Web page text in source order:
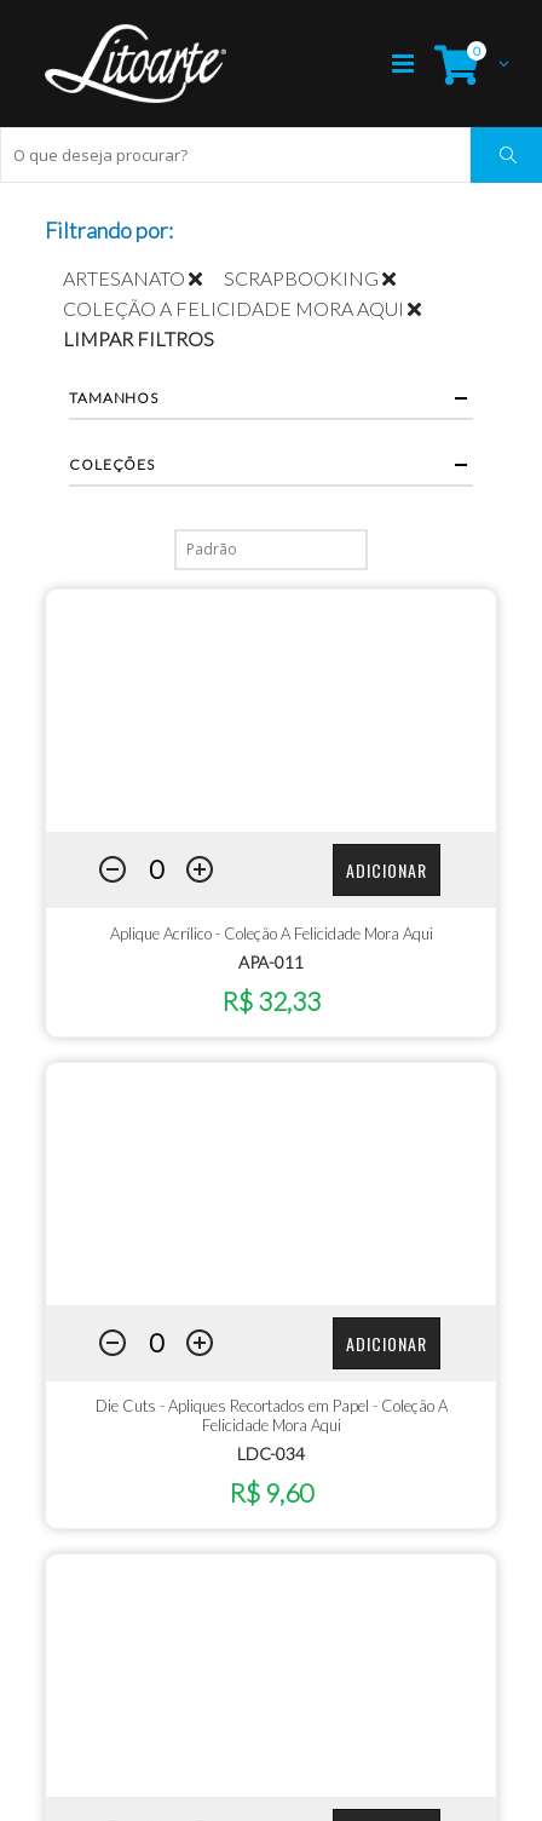
0
ADICIONAR
Aplique Acrílico - Coleção A Felicidade Mora Aqui
APA-011
R$ 32,33
ADICIONAR
Die Cuts - Apliques Recortados em Papel - Coleção A
Felicidade Mora Aqui
LDC-034
R$ 9,60
Filtrando por:
ARTESANATO
SCRAPBOOKING
COLEÇÃO A FELICIDADE MORA AQUI
LIMPAR FILTROS
TAMANHOS
COLEÇÕES